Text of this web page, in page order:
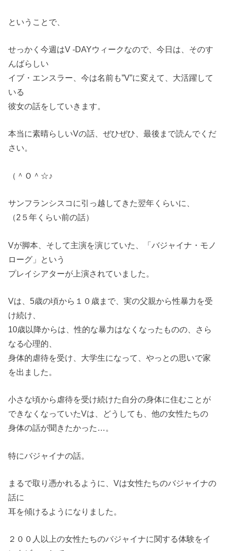
ということで、
せっかく今週はV -DAYウィークなので、今日は、そのす
んばらしい
イブ・エンスラー、今は名前も”V”に変えて、大活躍して
いる
彼女の話をしていきます。
本当に素晴らしいVの話、ぜひぜひ、最後まで読んでくだ
さい。
（＾Ｏ＾☆♪
サンフランシスコに引っ越してきた翌年くらいに、
（2５年くらい前の話）
Vが脚本、そして主演を演じていた、「バジャイナ・モノ
ローグ」という
プレイシアターが上演されていました。
Vは、5歳の頃から１０歳まで、実の父親から性暴力を受
け続け、
10歳以降からは、性的な暴力はなくなったものの、さら
なる心理的、
身体的虐待を受け、大学生になって、やっとの思いで家
を出ました。
小さな頃から虐待を受け続けた自分の身体に住むことが
できなくなっていたVは、どうしても、他の女性たちの
身体の話が聞きたかった…。
特にバジャイナの話。
まるで取り憑かれるように、Vは女性たちのバジャイナの
話に
耳を傾けるようになりました。
２００人以上の女性たちのバジャイナに関する体験をイ